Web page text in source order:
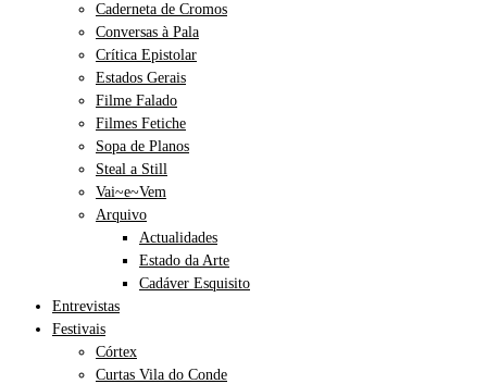
Caderneta de Cromos
Conversas à Pala
Crítica Epistolar
Estados Gerais
Filme Falado
Filmes Fetiche
Sopa de Planos
Steal a Still
Vai~e~Vem
Arquivo
Actualidades
Estado da Arte
Cadáver Esquisito
Entrevistas
Festivais
Córtex
Curtas Vila do Conde